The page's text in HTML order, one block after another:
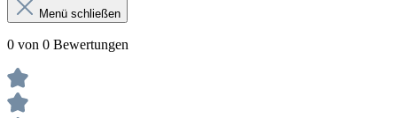
Menü schließen
0 von 0 Bewertungen